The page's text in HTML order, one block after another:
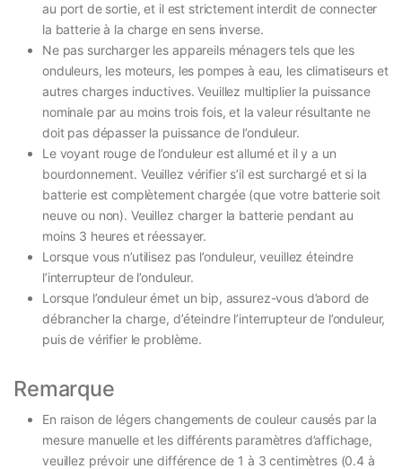
au port de sortie, et il est strictement interdit de connecter
la batterie à la charge en sens inverse.
Ne pas surcharger les appareils ménagers tels que les
onduleurs, les moteurs, les pompes à eau, les climatiseurs et
autres charges inductives. Veuillez multiplier la puissance
nominale par au moins trois fois, et la valeur résultante ne
doit pas dépasser la puissance de l’onduleur.
Le voyant rouge de l’onduleur est allumé et il y a un
bourdonnement. Veuillez vérifier s’il est surchargé et si la
batterie est complètement chargée (que votre batterie soit
neuve ou non). Veuillez charger la batterie pendant au
moins 3 heures et réessayer.
Lorsque vous n’utilisez pas l’onduleur, veuillez éteindre
l’interrupteur de l’onduleur.
Lorsque l’onduleur émet un bip, assurez-vous d’abord de
débrancher la charge, d’éteindre l’interrupteur de l’onduleur,
puis de vérifier le problème.
Remarque
En raison de légers changements de couleur causés par la
mesure manuelle et les différents paramètres d’affichage,
veuillez prévoir une différence de 1 à 3 centimètres (0.4 à